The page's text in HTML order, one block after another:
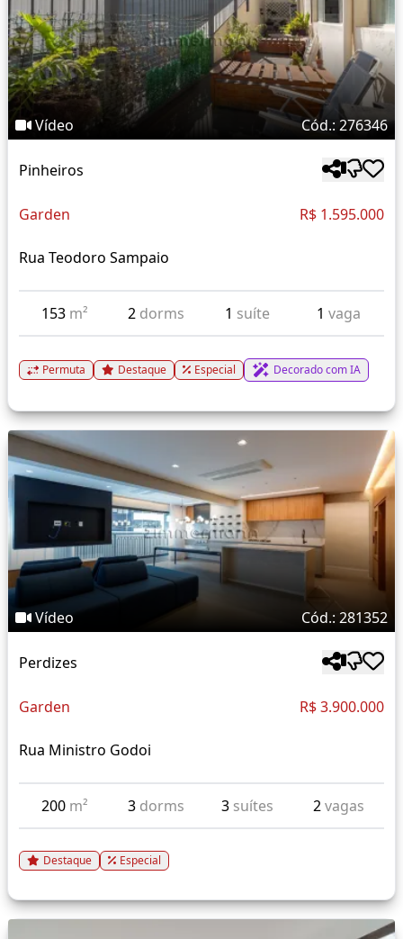
Vídeo Cód.: 276346
Pinheiros
Garden R$ 1.595.000
Rua Teodoro Sampaio
153 m² 2 dorms 1 suíte 1 vaga
Permuta Destaque Especial Decorado com IA
Vídeo Cód.: 281352
Perdizes
Garden R$ 3.900.000
Rua Ministro Godoi
200 m² 3 dorms 3 suítes 2vagas
Destaque Especial